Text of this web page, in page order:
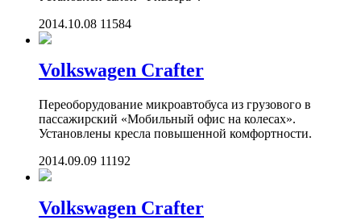
2014.10.08 11584
Volkswagen Crafter
Переоборудование микроавтобуса из грузового в
пассажирский «Мобильный офис на колесах».
Установлены кресла повышенной комфортности.
2014.09.09 11192
Volkswagen Crafter